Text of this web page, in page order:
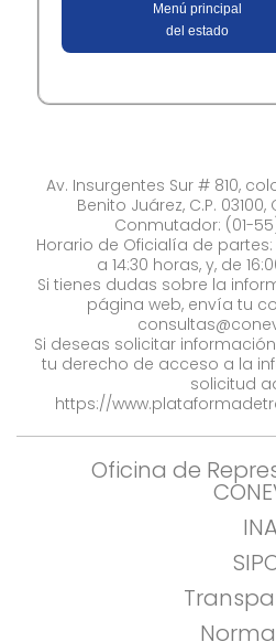
Menú principal
del estado
Av. Insurgentes Sur # 810,
Benito Juárez, C.P.
Conmutador: (01-
Horario de Oficialía de
a 14:30 horas, y, de
Si tienes dudas sobre la
página web, envía tu
Si deseas solicitar información
tu derecho de acceso a la
solicitud
https://
Oficina de